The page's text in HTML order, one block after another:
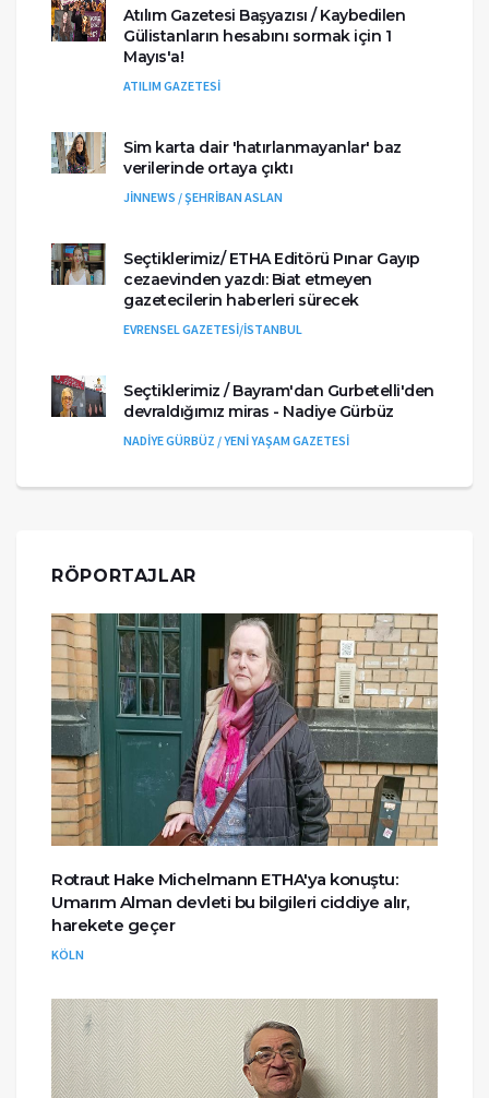
Atılım Gazetesi Başyazısı / Kaybedilen
Gülistanların hesabını sormak için 1
Mayıs'a!
ATILIM GAZETESİ
Sim karta dair 'hatırlanmayanlar' baz
verilerinde ortaya çıktı
JİNNEWS / ŞEHRİBAN ASLAN
Seçtiklerimiz/ ETHA Editörü Pınar Gayıp
cezaevinden yazdı: Biat etmeyen
gazetecilerin haberleri sürecek
EVRENSEL GAZETESİ/İSTANBUL
Seçtiklerimiz / Bayram'dan Gurbetelli'den
devraldığımız miras - Nadiye Gürbüz
NADİYE GÜRBÜZ / YENİ YAŞAM GAZETESİ
RÖPORTAJLAR
Rotraut Hake Michelmann ETHA'ya konuştu:
Umarım Alman devleti bu bilgileri ciddiye alır,
harekete geçer
KÖLN